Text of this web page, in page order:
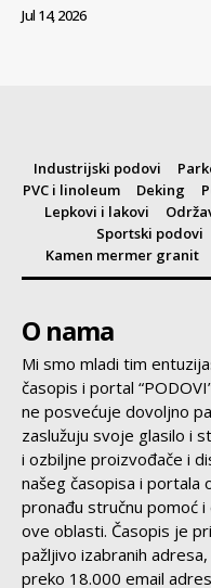
Jul 14, 2026
Industrijski podovi
PVC i linoleum
Deking
Lepkovi i lakovi
Sportski podovi
Kamen mermer granit
O nama
Mi smo mladi tim
časopis i portal
ne posvećuje dovoljno
zaslužuju svoje glasilo i
i ozbiljne proizvođače i
našeg časopisa i portala
pronađu stručnu pomoć
ove oblasti. Časopis je
pažljivo izabranih
preko 18.000 email